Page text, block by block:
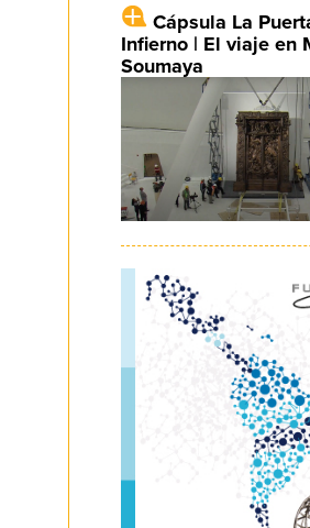
Cápsula La
Infierno | El viaje en
Soumaya